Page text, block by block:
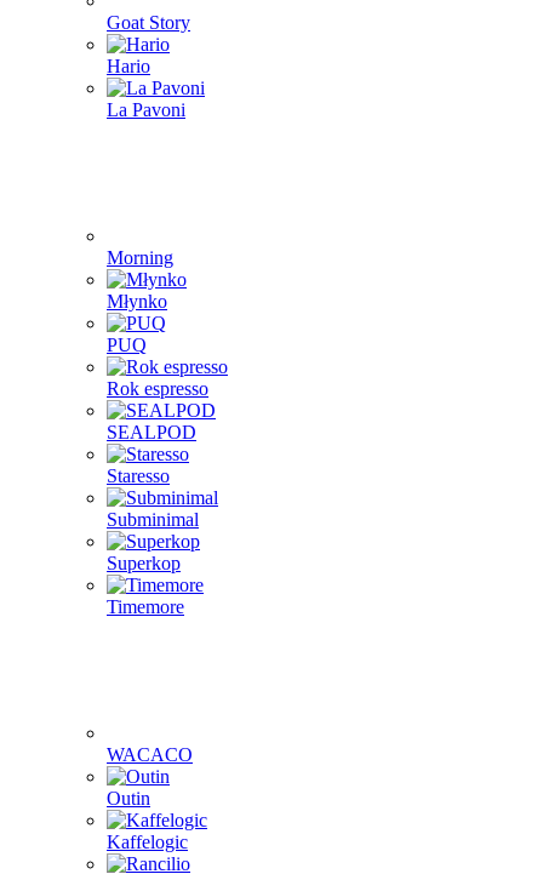
Goat Story
Hario
La Pavoni
Morning
Młynko
PUQ
Rok espresso
SEALPOD
Staresso
Subminimal
Superkop
Timemore
WACACO
Outin
Kaffelogic